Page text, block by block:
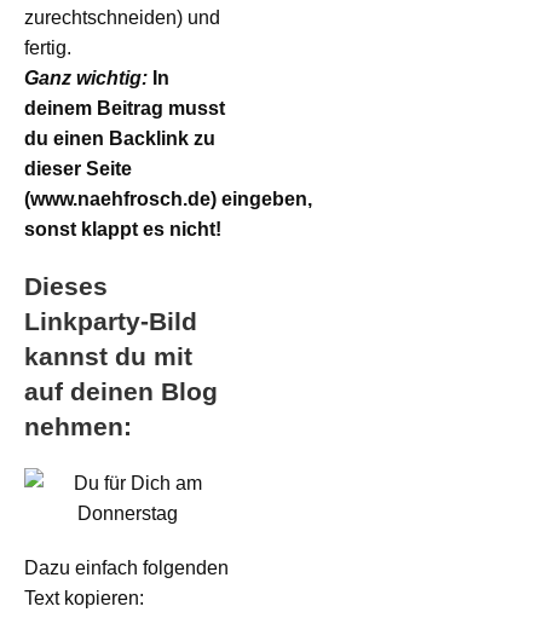
zurechtschneiden) und
fertig.
Ganz wichtig: In
deinem Beitrag musst
du einen Backlink zu
dieser Seite
(www.naehfrosch.de) eingeben,
sonst klappt es nicht!
Dieses
Linkparty-Bild
kannst du mit
auf deinen Blog
nehmen:
Dazu einfach folgenden
Text kopieren: